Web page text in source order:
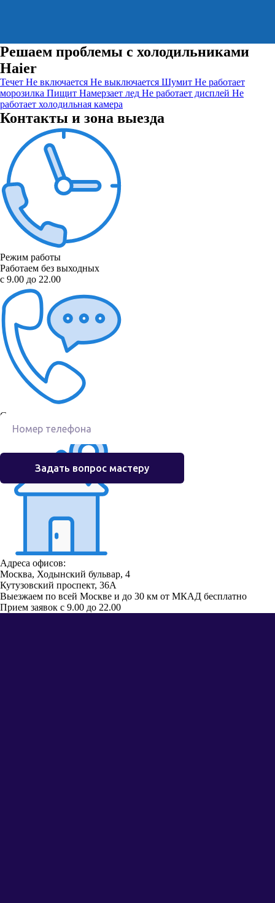
+7 (495) 146-83-45
Остались вопросы?
Задать вопрос мастеру
Наши специалисты готовы предоставить
связанным с техникой Haier. Оставьте
Единый номер сервисного центра Haier
работает с 9.00 до 22.00
Решаем проблемы с холодильниками
Haier
Течет Не включается Не выключается Шумит Не работает
морозилка Пищит Намерзает лед Не работает дисплей Не
работает холодильная камера
Контакты и зона выезда
Режим работы
Работаем без выходных
с 9.00 до 22.00
Связь с нами
+7 (495) 146-83-45 info@haier-technical-serv.ru
Адреса офисов:
Москва, Ходынский бульвар, 4
Кутузовский проспект, 36А
Выезжаем по всей Москве и до 30 км от МКАД бесплатно
Прием заявок с 9.00 до 22.00